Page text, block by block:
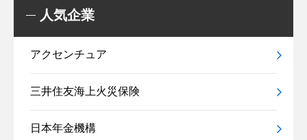
人気企業
アクセンチュア
三井住友海上火災保険
日本年金機構